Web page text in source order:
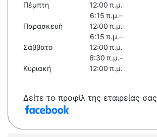
Πέμπτη
12:00 π.μ.
Παρασκευή
6:15 π.μ.–
12:00 π.μ.
Σάββατο
6:15 π.μ.–
12:00 π.μ.
Κυριακή
6:30 π.μ.–
12:00 π.μ.
Δείτε το προφίλ της εταιρείας σας